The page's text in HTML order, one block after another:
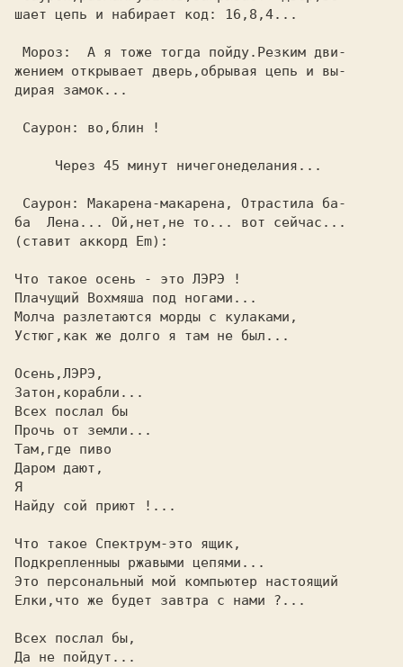
шает цепь и набирает код: 16,8,4...
жением открывает дверь,обрывая цепь и вы-
дирая замок...
     Через 45 минут ничегонеделания...
ба  Лена... Ой,нет,не то... вот сейчас...
(ставит аккорд Em):
Что такое осень - это ЛЭРЭ !
Плачущий Вохмяша под ногами...
Молча разлетаются морды с кулаками,
Устюг,как же долго я там не был...
Затон,корабли...
Всех послал бы
Прочь от земли...
Там,где пиво
Даром дают,
Я
Найду сой приют !...
Что такое Спектрум-это ящик,
Подкрепленныы ржавыми цепями...
Это персональный мой компьютер настоящий
Елки,что же будет завтра с нами ?...
Всех послал бы,
Да не пойдут...